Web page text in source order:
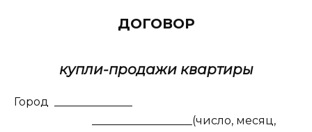
ДОГОВОР
купли-продажи квартиры
Город
__________________(число, месяц,